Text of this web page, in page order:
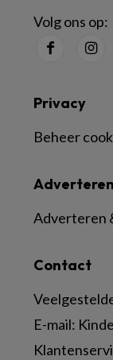
Volg ons op:
Contact
E-mail:
Adverteren
Adverteren
Privacy
Beheer